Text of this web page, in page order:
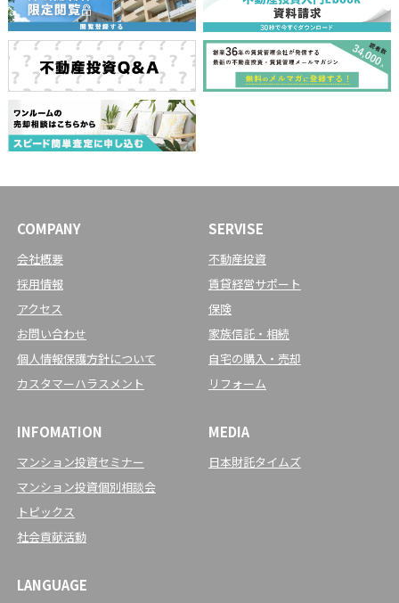
COMPANY
会社概要
採用情報
アクセス
お問い合わせ
個人情報保護方針について
カスタマーハラスメント
SERVISE
不動産投資
賃貸経営サポート
保険
家族信託・相続
自宅の購入・売却
リフォーム
INFOMATION
マンション投資セミナー
マンション投資個別相談会
トピックス
社会貢献活動
MEDIA
日本財託タイムズ
LANGUAGE